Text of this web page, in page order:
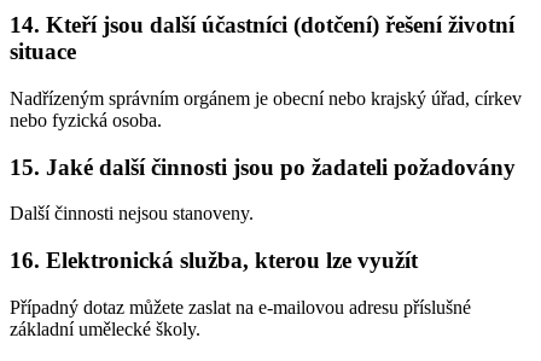
14. Kteří jsou další účastníci (dotčení) řešení životní
situace
Nadřízeným správním orgánem je obecní nebo krajský úřad, církev
nebo fyzická osoba.
15. Jaké další činnosti jsou po žadateli požadovány
Další činnosti nejsou stanoveny.
16. Elektronická služba, kterou lze využít
Případný dotaz můžete zaslat na e-mailovou adresu příslušné
základní umělecké školy.